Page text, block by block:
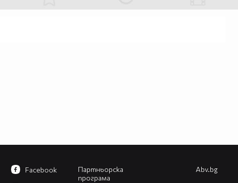
Партньорска
програма
Facebook Abv.bg